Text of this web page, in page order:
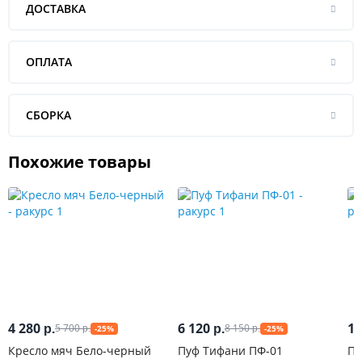
ДОСТАВКА
ОПЛАТА
СБОРКА
Похожие товары
4 280 р.5 700р. -25%
Кресло мяч Бело-черный
6 120 р.8 150р. -25%
Пуф Тифани ПФ-01